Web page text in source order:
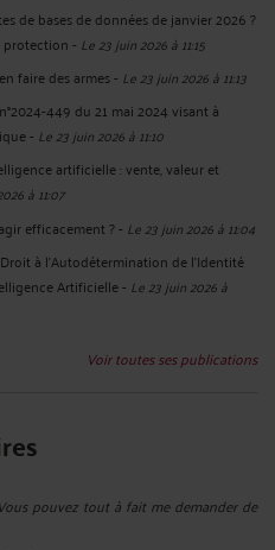
de bases de données de janvier 2026 ?
protection- Le 23 juin 2026 à 11:15
faire des armes- Le 23 juin 2026 à 11:13
449 du 21 mai 2024 visant à
- Le 23 juin 2026 à 11:10
artificielle : vente, valeur et
à 11:07
efficacement ?- Le 23 juin 2026 à 11:04
à l'Autodétermination de l'Identité
Artificielle- Le 23 juin 2026 à
Voir toutes ses publications
pouvez tout à fait me demander de